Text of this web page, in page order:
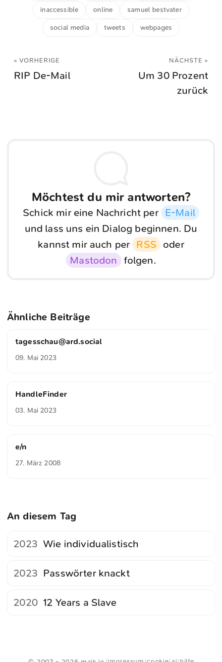
inaccessible online samuel bestvater
social media tweets webpages
« VORHERIGE
RIP De-Mail
NÄCHSTE »
Um 30 Prozent
zurück
Möchtest du mir antworten?
Schick mir eine Nachricht per E-Mail
und lass uns ein Dialog beginnen. Du
kannst mir auch per RSS oder
Mastodon folgen.
Ähnliche Beiträge
tagesschau@ard.social
09. Mai 2023
HandleFinder
03. Mai 2023
e/n
27. März 2008
An diesem Tag
2023 Wie individualistisch
2023 Passwörter knackt
2020 12 Years a Slave